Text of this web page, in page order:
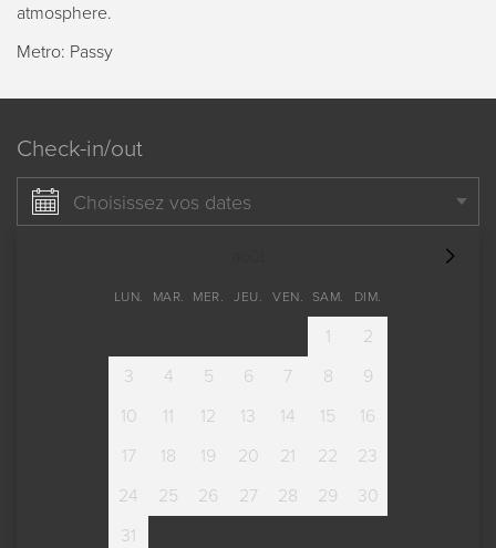
atmosphere.
Metro: Passy
Check-in/out
Choisissez vos dates
LUN. MAR. MER. JEU. VEN. SAM. DIM.
1
2
3
4 5 6 7 8
9
10
11 12 13 14 15
16
17
18 19 20 21 22
23
24
25 26 27 28 29
30
31